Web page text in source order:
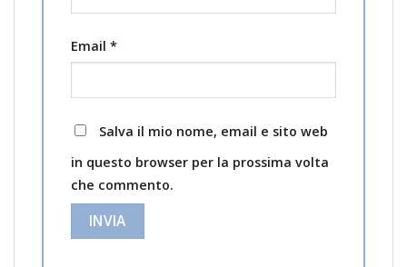
Email *
Salva il mio nome, email e sito web
in questo browser per la prossima volta
che commento.